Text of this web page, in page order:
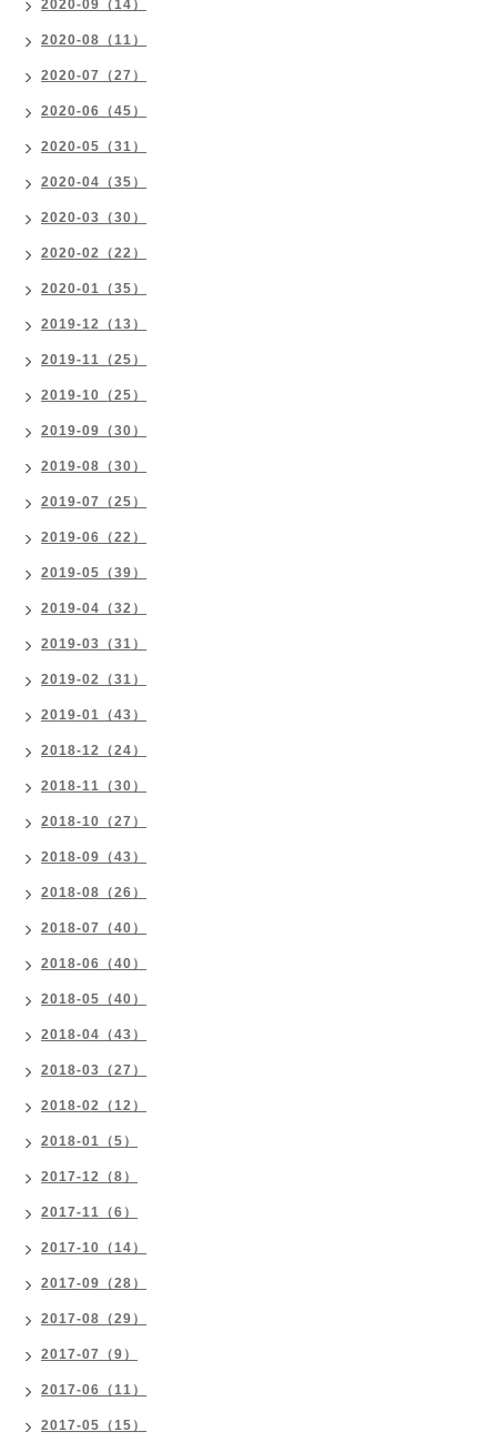
2020-09（14）
2020-08（11）
2020-07（27）
2020-06（45）
2020-05（31）
2020-04（35）
2020-03（30）
2020-02（22）
2020-01（35）
2019-12（13）
2019-11（25）
2019-10（25）
2019-09（30）
2019-08（30）
2019-07（25）
2019-06（22）
2019-05（39）
2019-04（32）
2019-03（31）
2019-02（31）
2019-01（43）
2018-12（24）
2018-11（30）
2018-10（27）
2018-09（43）
2018-08（26）
2018-07（40）
2018-06（40）
2018-05（40）
2018-04（43）
2018-03（27）
2018-02（12）
2018-01（5）
2017-12（8）
2017-11（6）
2017-10（14）
2017-09（28）
2017-08（29）
2017-07（9）
2017-06（11）
2017-05（15）